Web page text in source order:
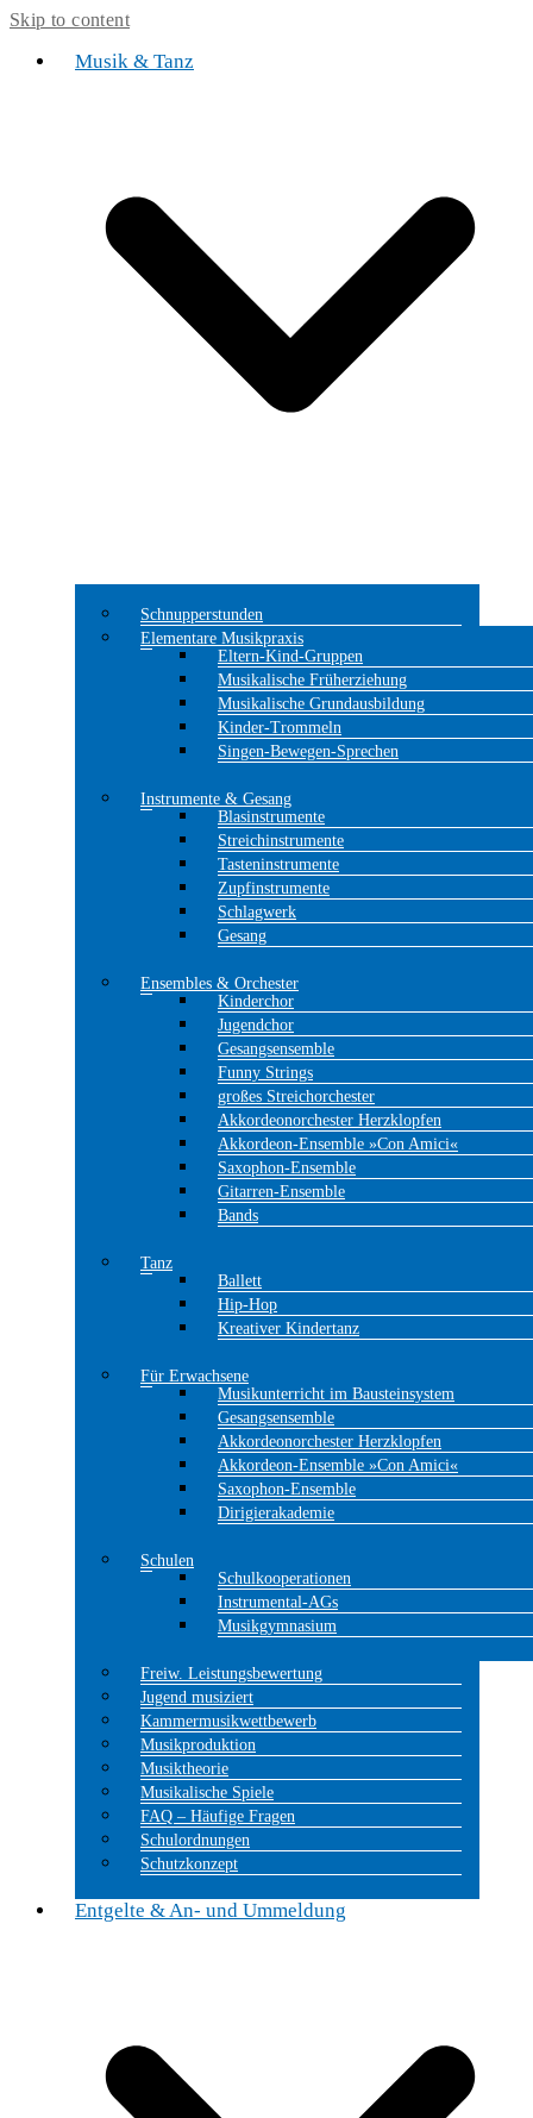
Skip to content
Musik & Tanz
Schnupperstunden
Elementare Musikpraxis
Eltern-Kind-Gruppen
Musikalische Früherziehung
Musikalische Grundausbildung
Kinder-Trommeln
Singen-Bewegen-Sprechen
Instrumente & Gesang
Blasinstrumente
Streichinstrumente
Tasteninstrumente
Zupfinstrumente
Schlagwerk
Gesang
Ensembles & Orchester
Kinderchor
Jugendchor
Gesangsensemble
Funny Strings
großes Streichorchester
Akkordeonorchester Herzklopfen
Akkordeon-Ensemble »Con Amici«
Saxophon-Ensemble
Gitarren-Ensemble
Bands
Tanz
Ballett
Hip-Hop
Kreativer Kindertanz
Für Erwachsene
Musikunterricht im Bausteinsystem
Gesangsensemble
Akkordeonorchester Herzklopfen
Akkordeon-Ensemble »Con Amici«
Saxophon-Ensemble
Dirigierakademie
Schulen
Schulkooperationen
Instrumental-AGs
Musikgymnasium
Freiw. Leistungsbewertung
Jugend musiziert
Kammermusikwettbewerb
Musikproduktion
Musiktheorie
Musikalische Spiele
FAQ – Häufige Fragen
Schulordnungen
Schutzkonzept
Entgelte & An- und Ummeldung